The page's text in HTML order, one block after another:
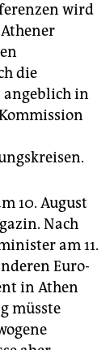
wird
die
angeblich in
10. August
Nach
am 11.
Euro-
in Athen
müsste